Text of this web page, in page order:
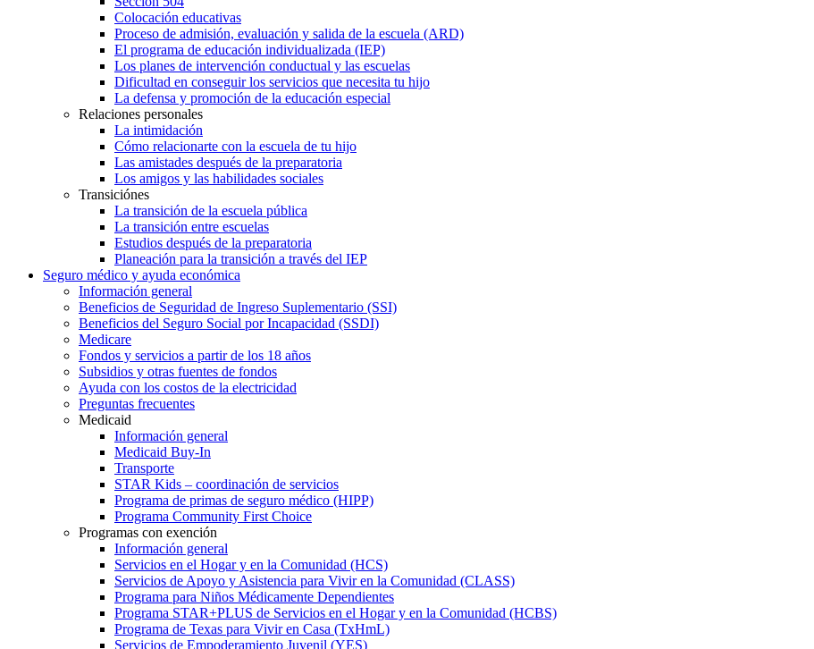
Colocación educativas
Proceso de admisión, evaluación y salida de la escuela (ARD)
El programa de educación individualizada (IEP)
Los planes de intervención conductual y las escuelas
Dificultad en conseguir los servicios que necesita tu hijo
La defensa y promoción de la educación especial
Relaciones personales
La intimidación
Cómo relacionarte con la escuela de tu hijo
Las amistades después de la preparatoria
Los amigos y las habilidades sociales
Transiciónes
La transición de la escuela pública
La transición entre escuelas
Estudios después de la preparatoria
Planeación para la transición a través del IEP
Seguro médico y ayuda económica
Información general
Beneficios de Seguridad de Ingreso Suplementario (SSI)
Beneficios del Seguro Social por Incapacidad (SSDI)
Medicare
Fondos y servicios a partir de los 18 años
Subsidios y otras fuentes de fondos
Ayuda con los costos de la electricidad
Preguntas frecuentes
Medicaid
Información general
Medicaid Buy-In
Transporte
STAR Kids – coordinación de servicios
Programa de primas de seguro médico (HIPP)
Programa Community First Choice
Programas con exención
Información general
Servicios en el Hogar y en la Comunidad (HCS)
Servicios de Apoyo y Asistencia para Vivir en la Comunidad (CLASS)
Programa para Niños Médicamente Dependientes
Programa STAR+PLUS de Servicios en el Hogar y en la Comunidad (HCBS)
Programa de Texas para Vivir en Casa (TxHmL)
Servicios de Empoderamiento Juvenil (YES)